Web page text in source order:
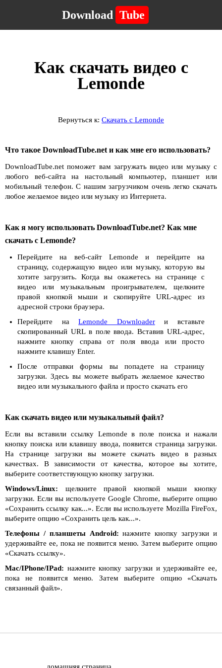
Download Tube
Как скачать видео с
Lemonde
Вернуться к: Скачать с Lemonde
Что такое DownloadTube.net и как мне его использовать?
DownloadTube.net поможет вам загружать видео или музыку с
любого веб-сайта на настольный компьютер, планшет или
мобильный телефон. С нашим загрузчиком очень легко скачать
любое желаемое видео или музыку из Интернета.
Как я могу использовать DownloadTube.net? Как мне
скачать с Lemonde?
Перейдите на веб-сайт Lemonde и перейдите на
страницу, содержащую видео или музыку, которую вы
хотите загрузить. Когда вы окажетесь на странице с
видео или музыкальным проигрывателем, щелкните
правой кнопкой мыши и скопируйте URL-адрес из
адресной строки браузера.
Перейдите наLemonde Downloaderи вставьте
скопированный URL в поле ввода. Вставив URL-адрес,
нажмите кнопку справа от поля ввода или просто
нажмите клавишу Enter.
После отправки формы вы попадете на страницу
загрузки. Здесь вы можете выбрать желаемое качество
видео или музыкального файла и просто скачать его
Как скачать видео или музыкальный файл?
Если вы вставили ссылку Lemonde в поле поиска и нажали
кнопку поиска или клавишу ввода, появится страница загрузки.
На странице загрузки вы можете скачать видео в разных
качествах. В зависимости от качества, которое вы хотите,
выберите соответствующую кнопку загрузки.
Windows/Linux: щелкните правой кнопкой мыши кнопку
загрузки. Если вы используете Google Chrome, выберите опцию
«Сохранить ссылку как...». Если вы используете Mozilla FireFox,
выберите опцию «Сохранить цель как...».
Телефоны / планшеты Android: нажмите кнопку загрузки и
удерживайте ее, пока не появится меню. Затем выберите опцию
«Скачать ссылку».
Mac/IPhone/IPad: нажмите кнопку загрузки и удерживайте ее,
пока не появится меню. Затем выберите опцию «Скачать
связанный файл».